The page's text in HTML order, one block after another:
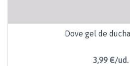
Dove gel de
3,99 €/ud.